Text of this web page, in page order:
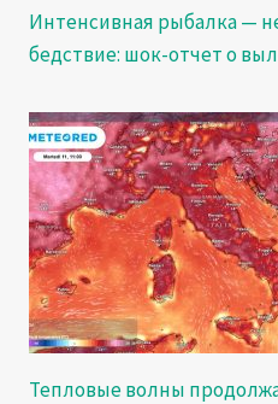
Интенсивная рыбалка —
бедствие: шок-отчет о
Тепловые волны